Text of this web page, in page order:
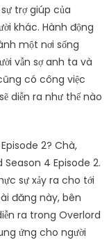
trợ giúp của
khác. Hành động
một nơi sống
vẫn sợ anh ta và
có công việc
diễn ra như thế nào
2? Chà,
4 Episode 2.
sự xảy ra cho tới
đăng này, bên
ra trong Overlord
ứng cho người